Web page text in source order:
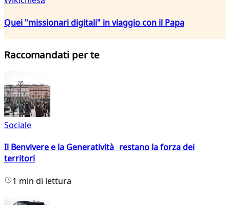
Quei "missionari digitali" in viaggio con il Papa
Raccomandati per te
Sociale
Il Benvivere e la Generatività restano la forza dei
territori
1 min di lettura